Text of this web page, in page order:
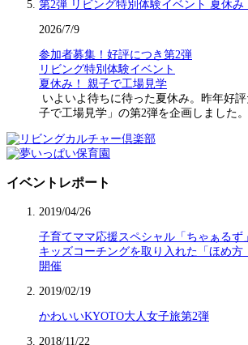
2026/7/9
参加者募集！好評につき第2弾
リビング特別体験イベント
夏休み！ 親子で工場見学
いよいよ待ちに待った夏休み。昨年好
子で工場見学」の第2弾を企画しました
イベントレポート
2019/04/26
子育てママ応援スペシャル「ちゃぁるず
キッズコーチングを取り入れた「ほめ方
開催
2019/02/19
かわいいKYOTO大人女子旅第2弾
2018/11/22